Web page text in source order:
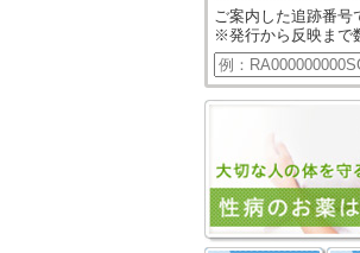
ご案内した追跡番号
※発行から反映まで